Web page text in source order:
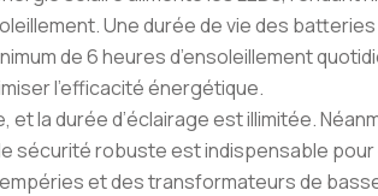
Une durée de vie des
de 6 heures d’ensoleillement
l’efficacité énergétique.
et la durée d’éclairage est illimitée.
sécurité robuste est indispensable
et des transformateurs de